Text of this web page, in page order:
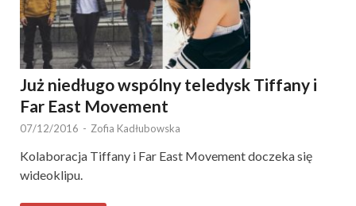
Już niedługo wspólny teledysk Tiffany i
Far East Movement
07/12/2016 - Zofia Kadłubowska
Kolaboracja Tiffany i Far East Movement doczeka się
wideoklipu.